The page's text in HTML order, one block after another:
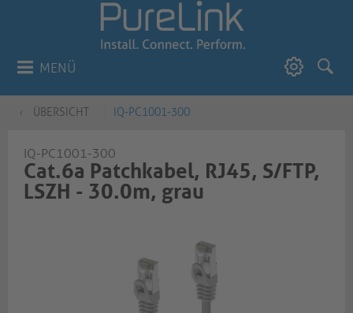
MENÜ
ÜBERSICHT IQ-PC1001-300
IQ-PC1001-300
Cat.6a Patchkabel, RJ45, S/FTP,
LSZH - 30.0m, grau